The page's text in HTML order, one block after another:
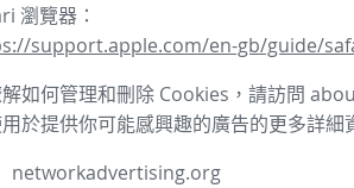
瀏覽器：
support.apple.com/en-gb/guide/
如何管理和刪除 Cookies，請訪問
於提供你可能感興趣的廣告的更多詳細
networkadvertising.org